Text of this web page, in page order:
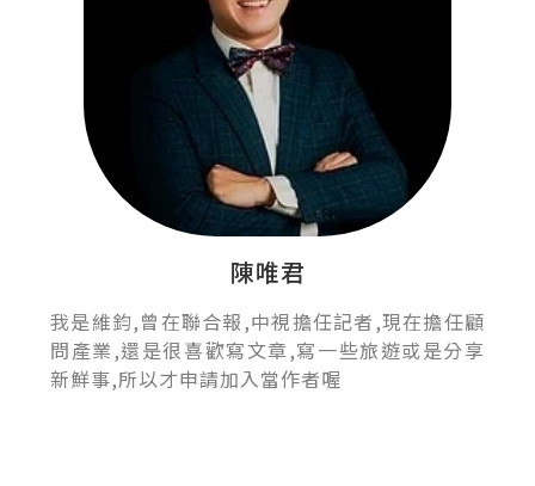
陳唯君
我是維鈞,曾在聯合報,中視擔任記者,現在擔任顧
問產業,還是很喜歡寫文章,寫一些旅遊或是分享
新鮮事,所以才申請加入當作者喔